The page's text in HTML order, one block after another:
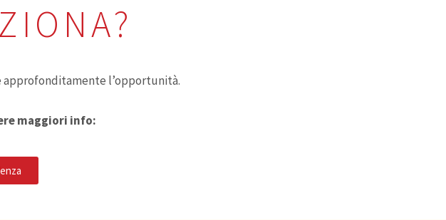
approfonditamente l’opportunità.
maggiori info: